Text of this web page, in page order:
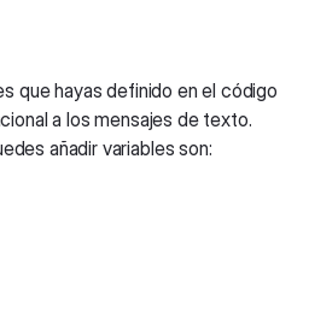
que hayas definido en el código
a los mensajes de texto.
añadir variables son: